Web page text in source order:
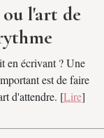
l'art de
en écrivant ? Une
est de faire
d'attendre. [Lire]